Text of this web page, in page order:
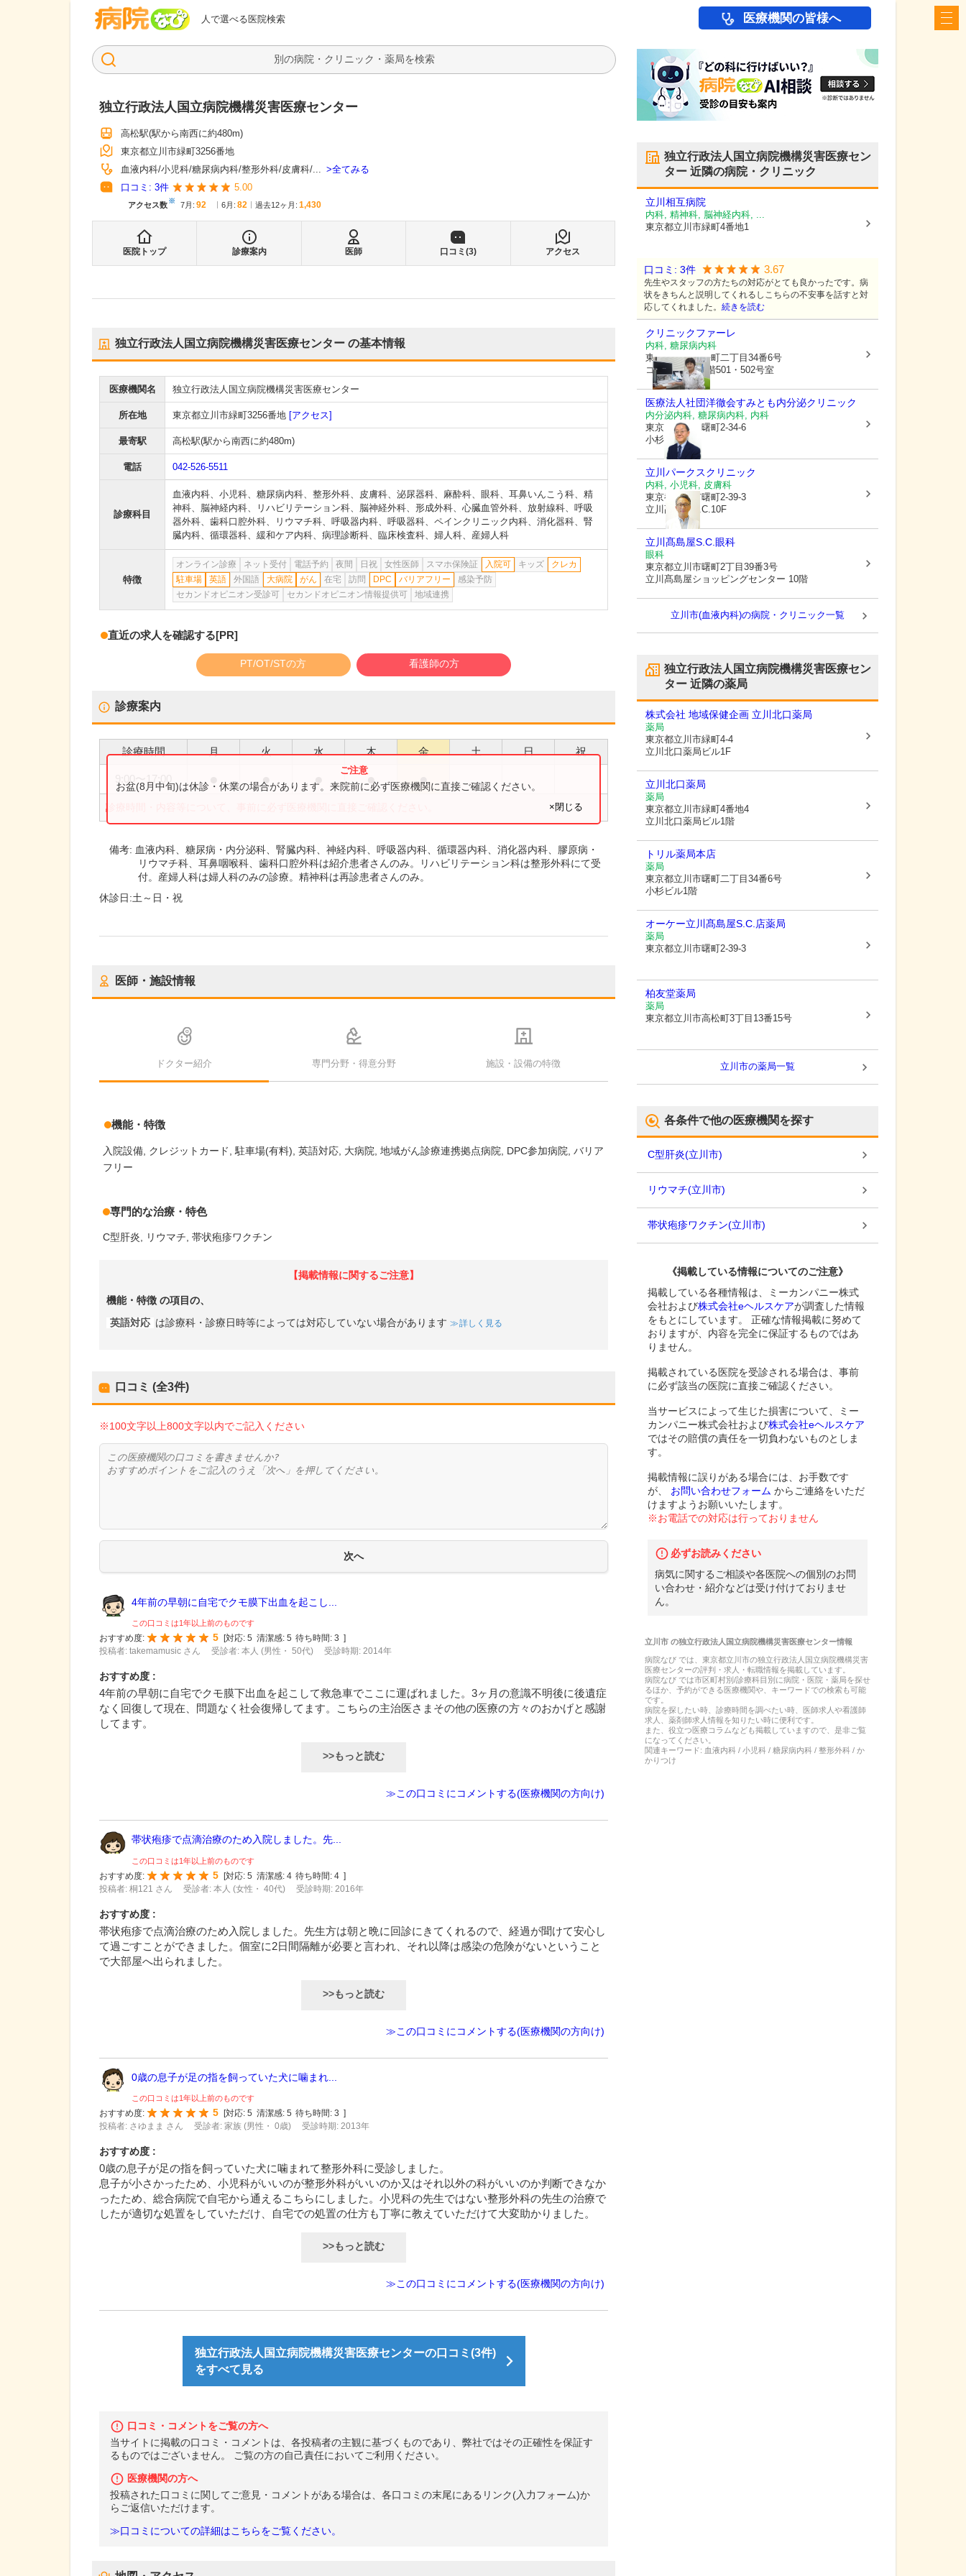
人で選べる医院検索
病院なび 医療機関の皆様へ
検索
独立行政法人国立病院機構災害医療センター
高松駅(駅から南西に約480m)
東京都立川市緑町3256番地
血液内科 小児科 糖尿病内科 整形外科 皮膚科 ...
全てみる
口コミ: 3件 5.00
アクセス数※ 7月 : 92 6月 : 82 過去12ヶ月: 1,430
医院トップ 診療案内 医師 口コミ(3) アクセス
独立行政法人国立病院機構災害医療センター の基本情報
医療機関名 独立行政法人国立病院機構災害医療センター
所在地 東京都立川市緑町3256番地 [アクセス]
最寄駅 高松駅(駅から南西に約480m)
電話 042-526-5511
診療科目
血液内科、 小児科、 糖尿病内科、 整形外科、 皮膚科、 泌尿器科、 麻酔科、 眼科、 耳鼻いんこう科、 精
神科、 脳神経内科、 リハビリテーション科、 脳神経外科、 形成外科、 心臓血管外科、 放射線科、 呼吸
器外科、 歯科口腔外科、 リウマチ科、 呼吸器内科、 呼吸器科、 ペインクリニック内科、 消化器科、 腎
臓内科、 循環器科、 緩和ケア内科、 病理診断科、 臨床検査科、 婦人科、 産婦人科
特徴
オンライン診療 ネット受付 電話予約 夜間 日祝 女性医師 スマホ保険証 入院可 キッズ
クレカ
駐車場
英語 外国語 大病院 がん 在宅 訪問 DPC バリアフリー
感染予防
セカンドオピニオン受診可
セカンドオピニオン情報提供可 地域連携
直近の求人を確認する[PR]
PT/OT/STの方 看護師の方
診療案内
診療時間 月 火 水 木 金 土 日 祝
9:00 17:00 ● ● ● ●
診療時間・内容等について、事前に必ず医療機関に直接ご確認ください。
お盆(8月中旬)は休診・休業の場合があります。来院前に必ず医療機関に直接ご確認ください。
×閉じる
備考: 血液内科、糖尿病・内分泌科、腎臓内科、神経内科、呼吸器内科、循環器内科、消化器内科、膠原病・
リウマチ科、耳鼻咽喉科、歯科口腔外科は紹介患者さんのみ。リハビリテーション科は整形外科にて受
付。産婦人科は婦人科のみの診療。精神科は再診患者さんのみ。
休診日:土～日・祝
医師・施設情報
ドクター紹介 専門分野・得意分野 施設・設備の特徴
機能・特徴
入院設備 クレジットカード 駐車場(有料) 英語対応 大病院 地域がん診療連携拠点病院 DPC参加病院 バリア
フリー
専門的な治療・特色
C型肝炎 リウマチ 帯状疱疹ワクチン
【掲載情報に関するご注意】
機能・特徴 の項目の、
英語対応 は診療科・診療日時等によっては対応していない場合があります 詳しく見る
口コミ (全3件)
※100文字以上800文字以内でご記入ください
4年前の早朝に自宅でクモ膜下出血を起こし...
この口コミは1年以上前のものです
おすすめ度:
5 対応: 5 清潔感: 5 待ち時間: 3
投稿者: takemamusic さん
受診者: 本人 (男性・ 50代) 受診時期: 2014年
おすすめ度 :
4年前の早朝に自宅でクモ膜下出血を起こして救急車でここに運ばれました。3ヶ月の意識不明後に後遺症
なく回復して現在、問題なく社会復帰してます。こちらの主治医さまその他の医療の方々のおかげと感謝
してます。
>>もっと読む
≫この口コミにコメントする(医療機関の方向け)
帯状疱疹で点滴治療のため入院しました。先...
この口コミは1年以上前のものです
おすすめ度:
5 [対応: 5 清潔感: 4 待ち時間: 4 ]
投稿者: 桐121 さん
受診者: 本人 (女性・ 40代) 受診時期: 2016年
おすすめ度 :
帯状疱疹で点滴治療のため入院しました。先生方は朝と晩に回診にきてくれるので、経過が聞けて安心し
て過ごすことができました。個室に2日間隔離が必要と言われ、それ以降は感染の危険がないということ
で大部屋へ出られました。
>>もっと読む
≫この口コミにコメントする(医療機関の方向け)
0歳の息子が足の指を飼っていた犬に噛まれ...
この口コミは1年以上前のものです
おすすめ度:
5 対応: 5 清潔感: 5 待ち時間: 3
投稿者: さゆまま さん
受診者: 家族 (男性・ 0歳) 受診時期: 2013年
おすすめ度 :
0歳の息子が足の指を飼っていた犬に噛まれて整形外科に受診しました。
息子が小さかったため、小児科がいいのが整形外科がいいのか又はそれ以外の科がいいのか判断できなか
ったため、総合病院で自宅から通えるこちらにしました。小児科の先生ではない整形外科の先生の治療で
したが適切な処置をしていただけ、自宅での処置の仕方も丁寧に教えていただけて大変助かりました。
>>もっと読む
≫この口コミにコメントする(医療機関の方向け)
独立行政法人国立病院機構災害医療センターの口コミ(3件)
をすべて見る
口コミ・コメントをご覧の方へ
当サイトに掲載の口コミ・コメントは、各投稿者の主観に基づくものであり、弊社ではその正確性を保証す
るものではございません。 ご覧の方の自己責任においてご利用ください。
医療機関の方へ
投稿された口コミに関してご意見・コメントがある場合は、各口コミの末尾にあるリンク(入力フォーム)か
らご返信いただけます。
≫口コミについての詳細はこちらをご覧ください。
独立行政法人国立病院機構災害医療セン
ター 近隣の病院・クリニック
立川相互病院
内科, 精神科, 脳神経内科, ...
東京都立川市緑町4番地1
口コミ: 3件 3.67
先生やスタッフの方たちの対応がとても良かったです。病
状をきちんと説明してくれるしこちらの不安事を話すと対
応してくれました。 続きを読む
クリニックファーレ
内科, 糖尿病内科
東京都立川市曙町二丁目34番6号
コクーンビル5階501・502号室
医療法人社団洋徹会すみとも内分泌クリニック
内分泌内科, 糖尿病内科, 内科
東京都立川市 曙町2-34-6
小杉ビル2階
立川パークスクリニック
内科, 小児科, 皮膚科
東京都立川市曙町2-39-3
立川髙島屋S.C.10F
立川髙島屋S.C.眼科
眼科
東京都立川市曙町2丁目39番3号
立川髙島屋ショッピングセンター 10階
立川市(血液内科)の病院・クリニック一覧
独立行政法人国立病院機構災害医療セン
ター 近隣の薬局
株式会社 地域保健企画 立川北口薬局
薬局
東京都立川市緑町4-4
立川北口薬局ビル1F
立川北口薬局
薬局
東京都立川市緑町4番地4
立川北口薬局ビル1階
トリル薬局本店
薬局
東京都立川市曙町二丁目34番6号
小杉ビル1階
オーケー立川髙島屋S.C.店薬局
薬局
東京都立川市曙町2-39-3
柏友堂薬局
薬局
東京都立川市高松町3丁目13番15号
立川市の薬局一覧
各条件で他の医療機関を探す
C型肝炎(立川市)
リウマチ(立川市)
帯状疱疹ワクチン(立川市)
《掲載している情報についてのご注意》
掲載している各種情報は、ミーカンパニー株式
会社および株式会社eヘルスケアが調査した情報
をもとにしています。 正確な情報掲載に努めて
おりますが、内容を完全に保証するものではあ
りません。
掲載されている医院を受診される場合は、事前
に必ず該当の医院に直接ご確認ください。
当サービスによって生じた損害について、ミー
カンパニー株式会社および株式会社eヘルスケア
ではその賠償の責任を一切負わないものとしま
す。
掲載情報に誤りがある場合には、お手数です
が、
お問い合わせフォーム からご連絡をいただ
けますようお願いいたします。
※お電話での対応は行っておりません
必ずお読みください
病気に関するご相談や各医院への個別のお問
い合わせ・紹介などは受け付けておりませ
ん。
立川市の独立行政法人国立病院機構災害医療センター情報
病院なび では、 東京都立川市の独立行政法人国立病院機構災害
医療センターの評判・求人・転職情報を掲載しています。
病院なび では市区町村別/診療科目別に病院・医院・薬局を探せ
るほか、予約ができる医療機関や、キーワードでの検索も可能
です。
病院を探したい時、診療時間を調べたい時、医師求人や看護師
求人、薬剤師求人情報を知りたい時に便利です。
また、役立つ医療コラムなども掲載していますので、是非ご覧
になってください。
関連キーワード: 血液内科 / 小児科 / 糖尿病内科 / 整形外科 / か
かりつけ